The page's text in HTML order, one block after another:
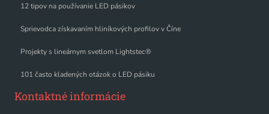
12 tipov na používanie LED pásikov
Sprievodca získavaním hliníkových profilov v Číne
Projekty s lineárnym svetlom Lightstec®
101 často kladených otázok o LED pásiku
Kontaktné informácie